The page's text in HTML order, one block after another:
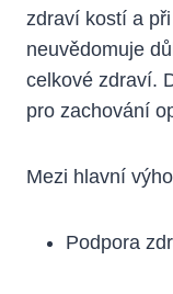
zdraví kostí a
neuvědomuje
celkové zdraví.
pro zachování
Mezi hlavní
Podpora